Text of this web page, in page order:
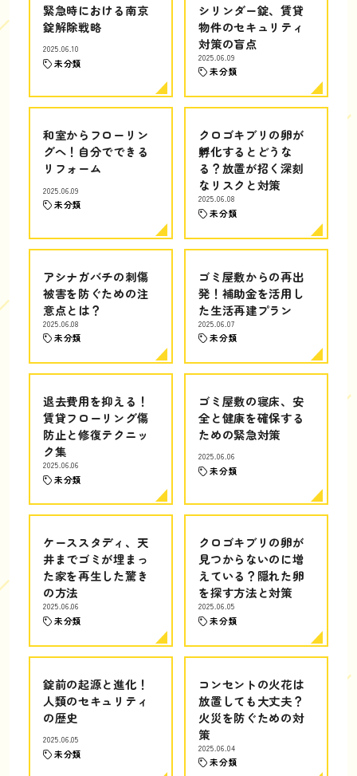
緊急時における南京
錠解除戦略
2025.06.10
未分類
シリンダー錠、賃貸
物件のセキュリティ
対策の盲点
2025.06.09
未分類
和室からフローリン
グへ！自分でできる
リフォーム
2025.06.09
未分類
クロゴキブリの卵が
孵化するとどうな
る？放置が招く深刻
なリスクと対策
2025.06.08
未分類
アシナガバチの刺傷
被害を防ぐための注
意点とは？
2025.06.08
未分類
ゴミ屋敷からの再出
発！補助金を活用し
た生活再建プラン
2025.06.07
未分類
退去費用を抑える！
賃貸フローリング傷
防止と修復テクニッ
ク集
2025.06.06
未分類
ゴミ屋敷の寝床、安
全と健康を確保する
ための緊急対策
2025.06.06
未分類
ケーススタディ、天
井までゴミが埋まっ
た家を再生した驚き
の方法
2025.06.06
未分類
クロゴキブリの卵が
見つからないのに増
えている？隠れた卵
を探す方法と対策
2025.06.05
未分類
錠前の起源と進化！
人類のセキュリティ
の歴史
2025.06.05
未分類
コンセントの火花は
放置しても大丈夫？
火災を防ぐための対
策
2025.06.04
未分類